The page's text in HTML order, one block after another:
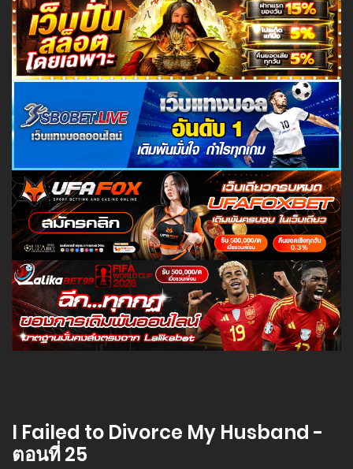
I Failed to Divorce My Husband -
ตอนที่ 25